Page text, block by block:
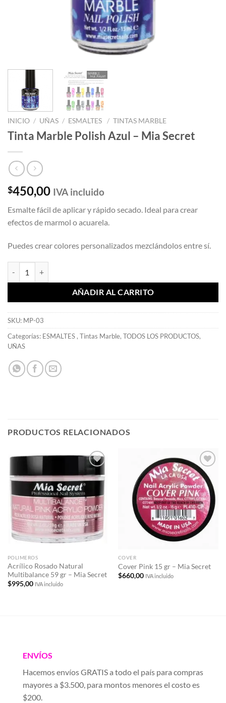
INICIO / UÑAS / ESMALTES / TINTAS MARBLE
Tinta Marble Polish Azul – Mia Secret
$450,00 IVA incluido
Esmalte fácil de aplicar y rápido secado. Ideal para crear
efectos de marmol o acuarela.
Puedes crear colores personalizados mezclándolos entre sí.
AÑADIR AL CARRITO
SKU: MP-03
Categorías: ESMALTES, Tintas Marble, TODOS LOS PRODUCTOS,
UÑAS
PRODUCTOS RELACIONADOS
Añadir
a la
lista de
deseos
POLIMEROS
Acrílico Rosado Natural
Multibalance 59 gr – Mia Secret
$995,00 IVA incluido
Añadir
a la
lista de
deseos
COVER
Cover Pink 15 gr – Mia Secret
$660,00 IVA incluido
ENVÍOS
Hacemos envíos GRATIS a todo el país para compras
mayores a $3.500, para montos menores el costo es
$200.